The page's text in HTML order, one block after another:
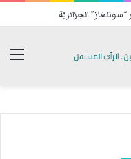
الجزائريّة